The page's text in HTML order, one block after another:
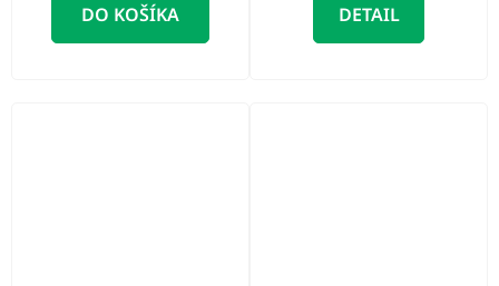
DO KOŠÍKA DETAIL